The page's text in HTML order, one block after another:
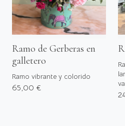
Ramo de Gerberas en
galletero
Ramo vibrante y colorido
65,00 €